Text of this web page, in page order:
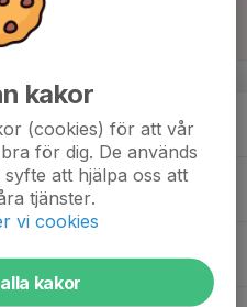
kakor
(cookies) för att vår
för dig. De används
att hjälpa oss att
tjänster.
vi cookies
kakor